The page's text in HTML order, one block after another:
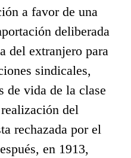
a favor de una
deliberada
del extranjero para
sindicales,
de vida de la clase
del
rechazada por el
en 1913,